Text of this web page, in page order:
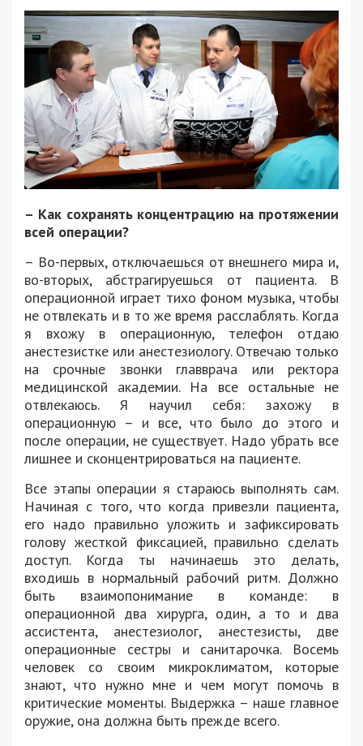
– Как сохранять концентрацию на протяжении
всей операции?
– Во-первых, отключаешься от внешнего мира и,
во-вторых, абстрагируешься от пациента. В
операционной играет тихо фоном музыка, чтобы
не отвлекать и в то же время расслаблять. Когда
я вхожу в операционную, телефон отдаю
анестезистке или анестезиологу. Отвечаю только
на срочные звонки главврача или ректора
медицинской академии. На все остальные не
отвлекаюсь. Я научил себя: захожу в
операционную – и все, что было до этого и
после операции, не существует. Надо убрать все
лишнее и сконцентрироваться на пациенте.
Все этапы операции я стараюсь выполнять сам.
Начиная с того, что когда привезли пациента,
его надо правильно уложить и зафиксировать
голову жесткой фиксацией, правильно сделать
доступ. Когда ты начинаешь это делать,
входишь в нормальный рабочий ритм. Должно
быть взаимопонимание в команде: в
операционной два хирурга, один, а то и два
ассистента, анестезиолог, анестезисты, две
операционные сестры и санитарочка. Восемь
человек со своим микроклиматом, которые
знают, что нужно мне и чем могут помочь в
критические моменты. Выдержка – наше главное
оружие, она должна быть прежде всего.